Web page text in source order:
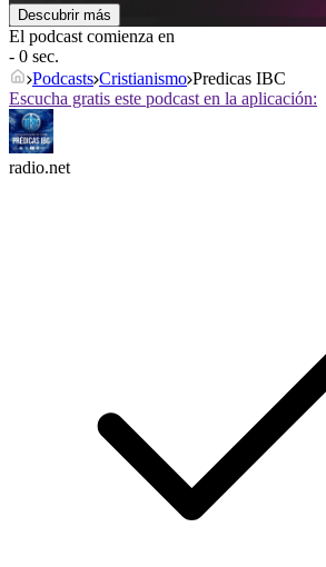
Descubrir más
El podcast comienza en
- 0 sec.
Podcasts Cristianismo Predicas IBC
Escucha gratis este podcast en la aplicación:
radio.net